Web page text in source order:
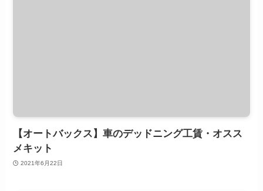
【オートバックス】車のデッドニング工賃・オスス
メキット
2021年6月22日